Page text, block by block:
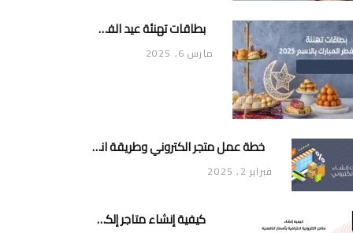
بطاقات تهنئة عيد الفطر المبارك بالاسم 2025
مارس 6, 2025
خطة عمل متجر الكتروني وطريقة انشاء متجر خاص ناجح ومميز
فبراير 2, 2025
كيفية إنشاء متاجر إلكترونية احترافية بأسعار تنافسية